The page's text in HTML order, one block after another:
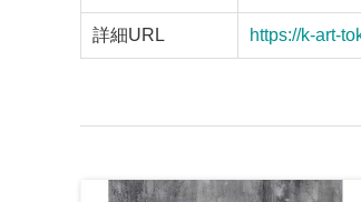
詳細URL https://k-art-